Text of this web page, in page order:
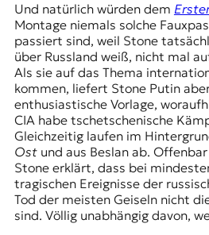
Und natürlich würden dem
Montage niemals solche
passiert sind, weil Stone
über Russland weiß, nicht mal
Als sie auf das Thema
kommen, liefert Stone Putin
enthusiastische Vorlage,
CIA habe tschetschenische
Gleichzeitig laufen im
Ost und aus Beslan ab.
Stone erklärt, dass bei
tragischen Ereignisse der
Tod der meisten Geiseln nicht
sind. Völlig unabhängig davon,